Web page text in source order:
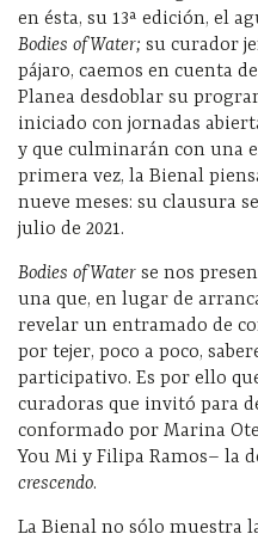
en ésta, su 13ª edición, el
Bodies of Water; su curador
pájaro, caemos en cuenta
Planea desdoblar su
iniciado con jornadas
y que culminarán con una
primera vez, la Bienal
nueve meses: su clausura
julio de 2021.
Bodies of Water se nos
una que, en lugar de
revelar un entramado de
por tejer, poco a poco,
participativo. Es por ello
curadoras que invitó para
conformado por Marina
You Mi y Filipa Ramos– la
crescendo.
La Bienal no sólo muestra